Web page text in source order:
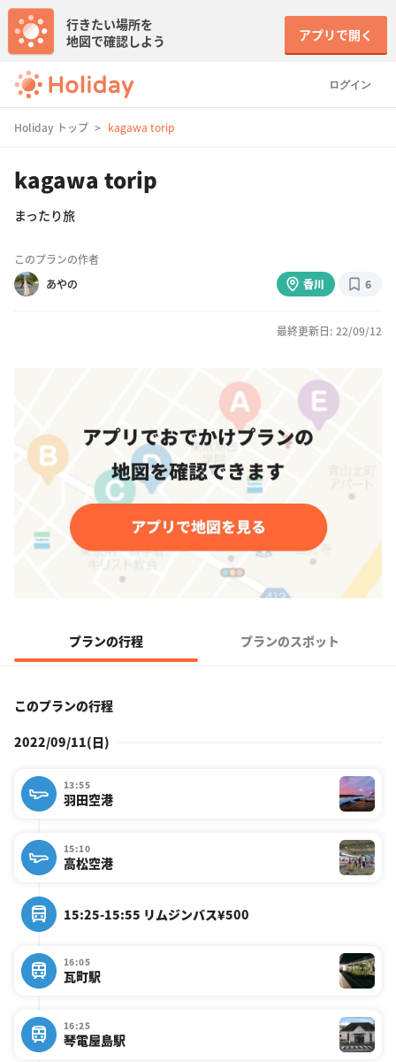
ログイン
行きたい場所を
地図で確認しよう
アプリで開く
Holiday トップ kagawa torip
kagawa torip
まったり旅
このプランの作者
あやの
香川 6
最終更新日: 22/09/12
プランの行程 プランのスポット
このプランの行程
2022/09/11(日)
13:55
羽田空港
15:10
高松空港
15:25-15:55 リムジンバス¥500
16:05
瓦町駅
16:25
琴電屋島駅